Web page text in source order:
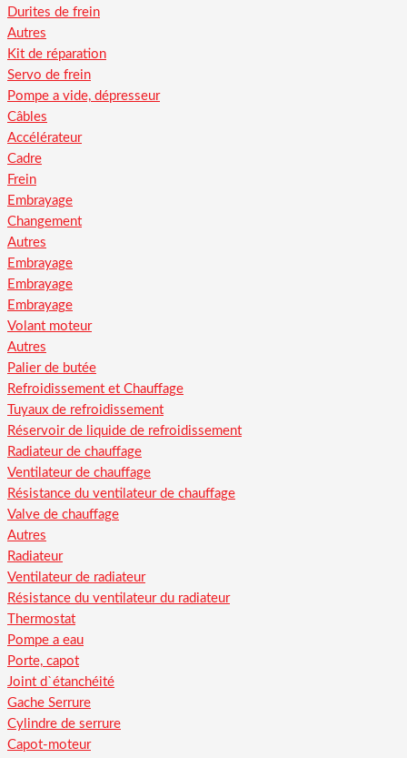
Durites de frein
Autres
Kit de réparation
Servo de frein
Pompe a vide, dépresseur
Câbles
Accélérateur
Cadre
Frein
Embrayage
Changement
Autres
Embrayage
Embrayage
Embrayage
Volant moteur
Autres
Palier de butée
Refroidissement et Chauffage
Tuyaux de refroidissement
Réservoir de liquide de refroidissement
Radiateur de chauffage
Ventilateur de chauffage
Résistance du ventilateur de chauffage
Valve de chauffage
Autres
Radiateur
Ventilateur de radiateur
Résistance du ventilateur du radiateur
Thermostat
Pompe a eau
Porte, capot
Joint d`étanchéité
Gache Serrure
Cylindre de serrure
Capot-moteur